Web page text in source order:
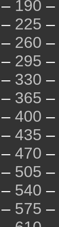
– 190 –
– 225 –
– 260 –
– 295 –
– 330 –
– 365 –
– 400 –
– 435 –
– 470 –
– 505 –
– 540 –
– 575 –